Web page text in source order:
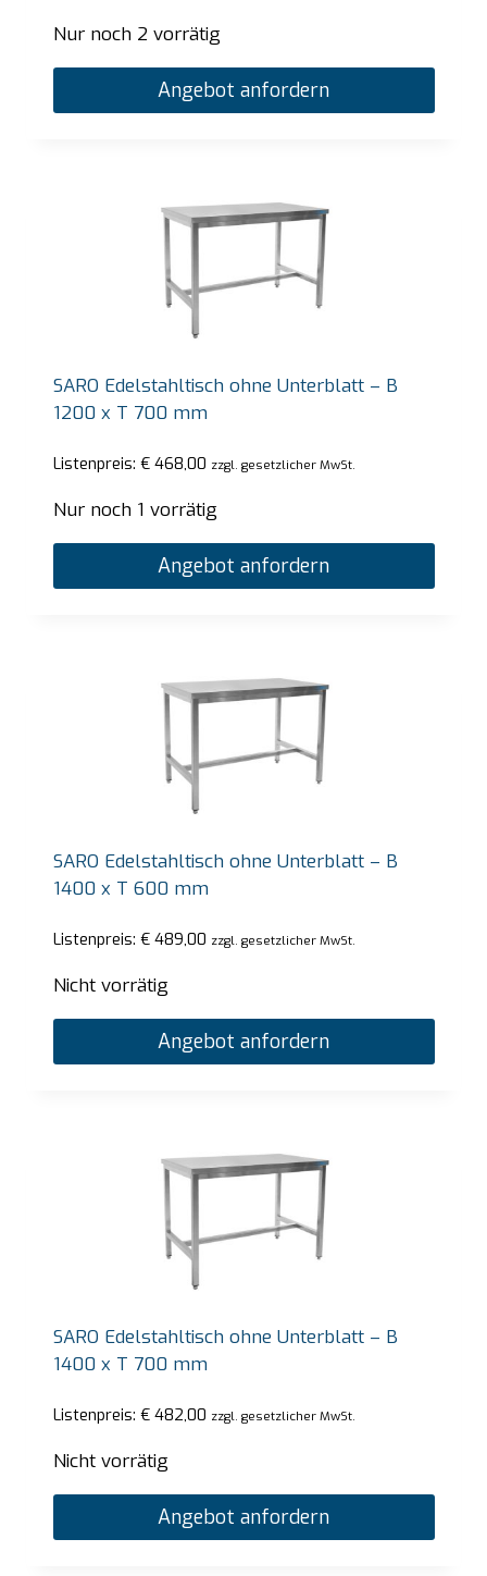
Nur noch 2 vorrätig
Angebot anfordern
SARO Edelstahltisch ohne Unterblatt – B
1200 x T 700 mm
Listenpreis: €468,00 zzgl. gesetzlicher MwSt.
Nur noch 1 vorrätig
Angebot anfordern
SARO Edelstahltisch ohne Unterblatt – B
1400 x T 600 mm
Listenpreis: €489,00 zzgl. gesetzlicher MwSt.
Nicht vorrätig
Angebot anfordern
SARO Edelstahltisch ohne Unterblatt – B
1400 x T 700 mm
Listenpreis: €482,00 zzgl. gesetzlicher MwSt.
Nicht vorrätig
Angebot anfordern